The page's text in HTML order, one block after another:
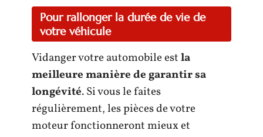
Pour rallonger la durée de vie de
votre véhicule
Vidanger votre automobile estla
meilleure manière de garantir sa
longévité. Si vous le faites
régulièrement, les pièces de votre
moteur fonctionneront mieux et